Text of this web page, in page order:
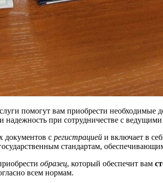
помогут вам приобрести
надежность при сотрудничестве с
документов с регистрацией и включает в
стандартам,
образец, который обеспечит вам
всем нормам.